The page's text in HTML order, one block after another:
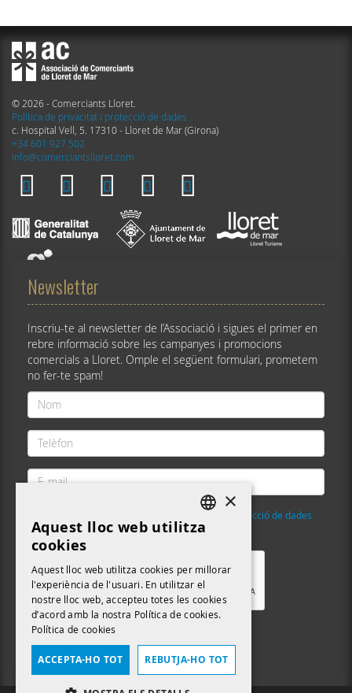
© 2026 - Comerciants Lloret.
Política de privacitat i protecció de dades
c. Hospital Vell, 5. 17310 - Lloret de Mar (Girona)
+34 601 927 502
info@comerciantslloret.com
Newsletter
Inscriu-te al newsletter de l’Associació i sigues el primer en
rebre informació sobre les campanyes i promocions
comercials a Lloret. Omple el següent formulari, prometem
no fer-te spam!
Nom
*
Telèfon
*
E-
Política de privacitat i protecció de dades
Validació
Enviar
DEFAULT LANGUAGE
×
Aquest lloc web utilitza
cookies
Aquest lloc web utilitza cookies per millorar
l'experiència de l'usuari. En utilitzar el
nostre lloc web, accepteu totes les cookies
d’acord amb la nostra Política de cookies.
Política de cookies
ACCEPTA-HO TOT REBUTJA-HO TOT